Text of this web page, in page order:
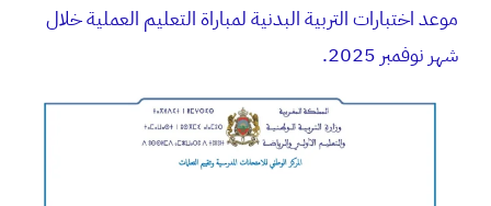
موعد اختبارات التربية البدنية لمباراة التعليم العملية خلال
شهر نوفمبر 2025.